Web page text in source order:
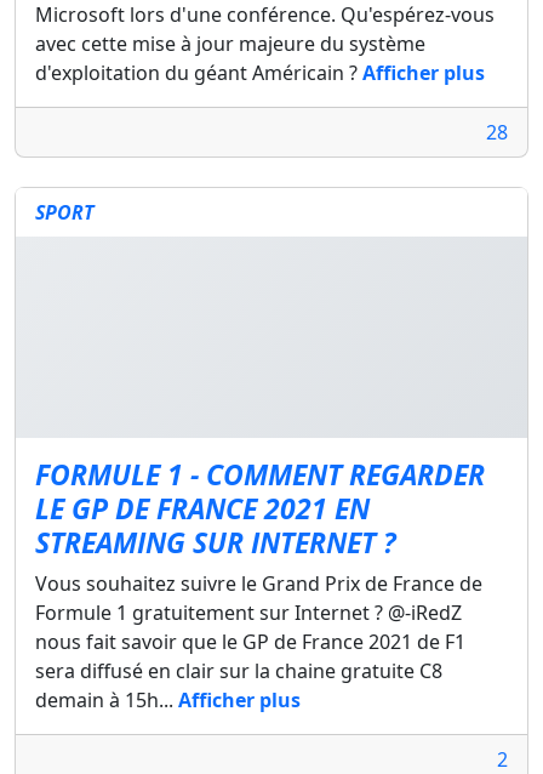
Microsoft lors d'une conférence. Qu'espérez-vous
avec cette mise à jour majeure du système
d'exploitation du géant Américain ?Afficher plus
28
SPORT
FORMULE 1 - COMMENT REGARDER
LE GP DE FRANCE 2021 EN
STREAMING SUR INTERNET ?
Vous souhaitez suivre le Grand Prix de France de
Formule 1 gratuitement sur Internet ? @-iRedZ
nous fait savoir que le GP de France 2021 de F1
sera diffusé en clair sur la chaine gratuite C8
demain à 15h... Afficher plus
2